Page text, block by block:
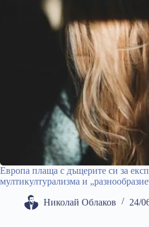
Европа плаща с дъщерите си за
мултикултурализма и
Николай Облаков 24/